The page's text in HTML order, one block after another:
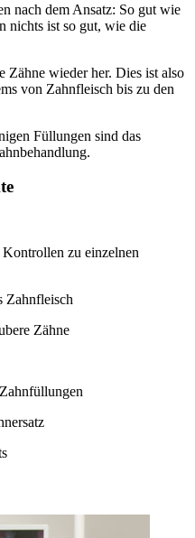
nach dem Ansatz: So gut wie
nichts ist so gut, wie die
Zähne wieder her. Dies ist also
von Zahnfleisch bis zu den
Füllungen sind das
zu einzelnen
Zahnfleisch
Zähne